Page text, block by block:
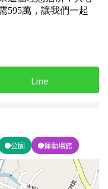
3房
5房以上
Line
公園 運動場館